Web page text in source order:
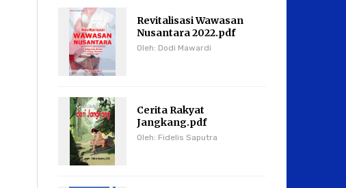
Revitalisasi Wawasan
Nusantara 2022.pdf
Oleh: Dodi Mawardi
Cerita Rakyat
Jangkang.pdf
Oleh: Fidelis Saputra